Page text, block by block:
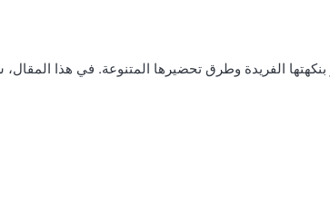
بنكهتها الفريدة وطرق تحضيرها المتنوعة. في هذا